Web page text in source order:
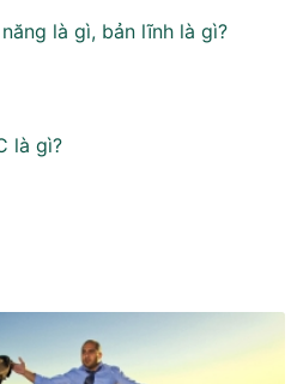
năng là gì, bản lĩnh là gì?
là gì?